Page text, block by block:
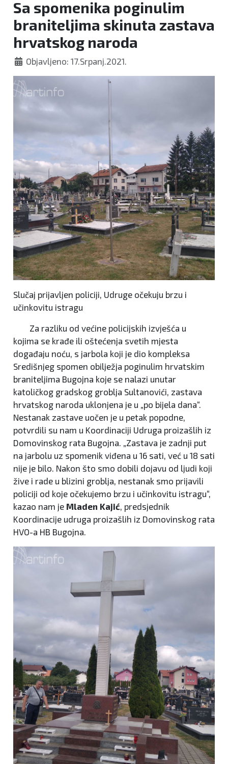
Sa spomenika poginulim
braniteljima skinuta zastava
hrvatskog naroda
Objavljeno: 17.Srpanj.2021.
Slučaj prijavljen policiji, Udruge očekuju brzu i
učinkovitu istragu
Za razliku od većine policijskih izvješća u
kojima se krađe ili oštećenja svetih mjesta
događaju noću, s jarbola koji je dio kompleksa
Središnjeg spomen obilježja poginulim hrvatskim
braniteljima Bugojna koje se nalazi unutar
katoličkog gradskog groblja Sultanovići, zastava
hrvatskog naroda uklonjena je u „po bijela dana“.
Nestanak zastave uočen je u petak popodne,
potvrdili su nam u Koordinaciji Udruga proizašlih iz
Domovinskog rata Bugojna. „Zastava je zadnji put
na jarbolu uz spomenik viđena u 16 sati, već u 18 sati
nije je bilo. Nakon što smo dobili dojavu od ljudi koji
žive i rade u blizini groblja, nestanak smo prijavili
policiji od koje očekujemo brzu i učinkovitu istragu“,
kazao nam je Mladen Kajić, predsjednik
Koordinacije udruga proizašlih iz Domovinskog rata
HVO-a HB Bugojna.